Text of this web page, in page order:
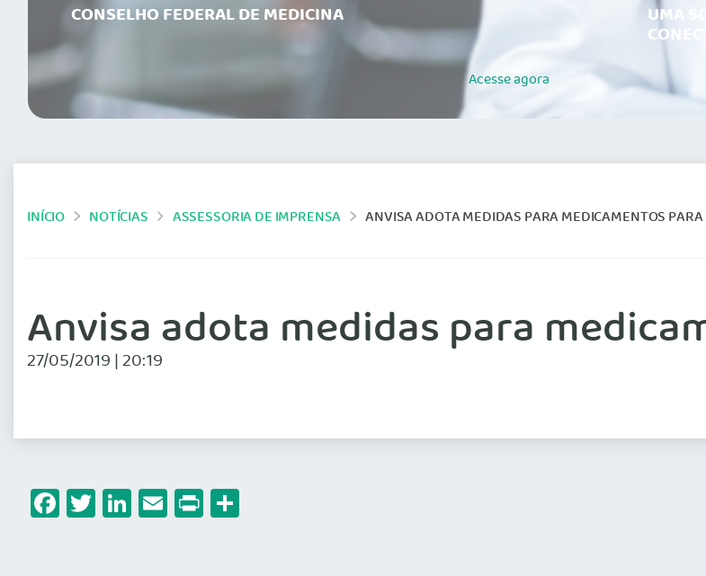
CONSELHO FEDERAL DE MEDICINA
Acesseagora
UMA
INÍCIO NOTÍCIAS ASSESSORIA DE IMPRENSA ANVISA ADOTA MEDIDAS PARA MEDICAMENTOS PARA
Anvisa adota medidas para
27/05/2019 | 20:19
Facebook
Twitter
LinkedIn
Email
Print